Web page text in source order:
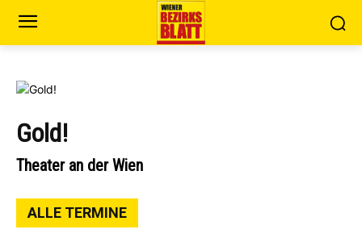
Gold!
Theater an der Wien
ALLE TERMINE